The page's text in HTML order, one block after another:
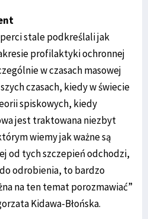
stale podkreślali jak
profilaktyki ochronnej
w czasach masowej
czasach, kiedy w świecie
spiskowych, kiedy
jest traktowana niezbyt
wiemy jak ważne są
od tych szczepień odchodzi,
odrobienia, to bardzo
na ten temat porozmawiać”
Kidawa-Błońska.